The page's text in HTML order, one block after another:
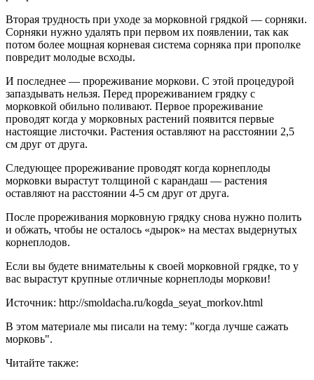
Вторая трудность при уходе за морковной грядкой — сорняки.
Сорняки нужно удалять при первом их появлении, так как
потом более мощная корневая система сорняка при прополке
повредит молодые всходы.
И последнее — прореживание моркови. С этой процедурой
запаздывать нельзя. Перед прореживанием грядку с
морковкой обильно поливают. Первое прореживание
проводят когда у морковных растений появится первые
настоящие листочки. Растения оставляют на расстоянии 2,5
см друг от друга.
Следующее прореживание проводят когда корнеплоды
морковки вырастут толщиной с карандаш — растения
оставляют на расстоянии 4-5 см друг от друга.
После прореживания морковную грядку снова нужно полить
и обжать, чтобы не осталось «дырок» на местах выдернутых
корнеплодов.
Если вы будете внимательны к своей морковной грядке, то у
вас вырастут крупные отличные корнеплоды моркови!
Источник: http://smoldacha.ru/kogda_seyat_morkov.html
В этом материале мы писали на тему: "когда лучше сажать
морковь".
Читайте также: